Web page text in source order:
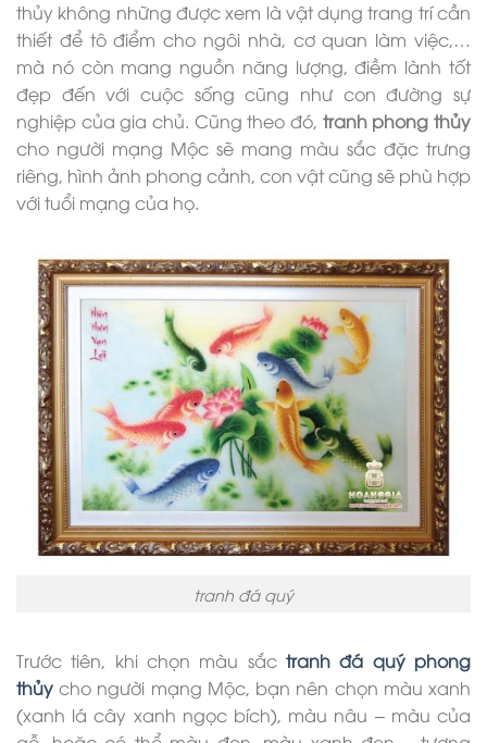
thủy không những được xem là vật dụng trang trí cần
thiết để tô điểm cho ngôi nhà, cơ quan làm việc,…
mà nó còn mang nguồn năng lượng, điềm lành tốt
đẹp đến với cuộc sống cũng như con đường sự
nghiệp của gia chủ. Cũng theo đó, tranh phong thủy
cho người mạng Mộc sẽ mang màu sắc đặc trưng
riêng, hình ảnh phong cảnh, con vật cũng sẽ phù hợp
với tuổi mạng của họ.
tranh đá quý
Trước tiên, khi chọn màu sắctranh đá quý phong
thủy cho người mạng Mộc, bạn nên chọn màu xanh
(xanh lá cây xanh ngọc bích), màu nâu – màu của